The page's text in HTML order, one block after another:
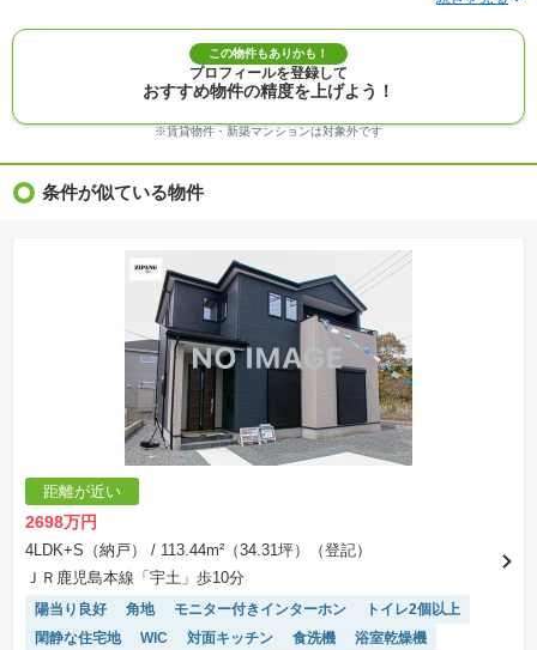
※建築条件付き土地価格には、建物価格は含まれません。
※物件情報は、原則として情報提供日の２日前に最終確認した情報です。
※完成予想図はいずれも外構、植栽、外観等実際のものとは多少異なることがあります。
※モデルルーム・モデルハウス・展示場・ショールームの画像の場合、今回販売の物件と異な
※ＣＧ合成の画像の場合、実際とは多少異なる場合があります。
※物件特徴：販売戸数が複数の物件は、全ての住戸に該当しない項目もあります。
※価格更新：物件価格が変更された日から１週間表示されます。
※建築条件土地の情報内に掲載されている、建物プラン例は、土地購入者の設計プランの参考
の一例であって、プランの採用可否は任意です。
※土地（建築条件なし）で「建物プラン例」が表記してある時、そのプラン例は特定の建築請
負会社によるもので、当該建築請負会社以外で建てた場合、同様のものが同価格で建てられる
とは限りません。また建築請負会社を特定するものではありません。
※建築条件付き土地とは、その土地に建築する建物の建築請負契約が、一定期間内に成立する
ことを条件として売買される土地のことをいいます。建築請負契約成立に向けて設計プランを
協議するため、土地購入者が自己の希望する建物の設計協議をするために必要な相当の期間の
交渉期間が設定され、その期間内で希望を満たすプランが実現できたかどうかにより結論を出
します。なお、この期間は概ね3ヶ月程度とされています。納得のいくプランが出来ず、建築請
負契約が成立しない場合、土地売買契約は白紙に戻り、土地契約にかかった代金（土地代金、
手付金など）は名目のいかんに関わらず、全て返却されます。
※課税対象物件の「価格」や「費用等」は消費税込みの「総額表示」で統一しています。
※「本体価格」とは、課税対象物件においては「消費税を除いた建物価格」と「土地価格」の
合計額を指します。
表示されておりません。
※取引にかかる費用：物件の契約手続き、決済、引き渡し時にかかる費用を表示しています。
不動産会社によって表記有無が異なるため、ご自身で十分な確認をしていただくようにお願い
いたします。
場合があります。
この物件もありかも！
プロフィールを登録して
おすすめ物件の精度を上げよう！
※賃貸物件・新築マンションは対象外です
条件が似ている物件
距離が近い
2698万円
4LDK+S（納戸）
/ 113.44m²（34.31坪）（登記）
ＪＲ鹿児島本線「宇土」歩10分
陽当り良好 角地 モニター付きインターホン
トイレ2個以上
閑静な住宅地
WIC 対面キッチン 食洗機
浴室乾燥機